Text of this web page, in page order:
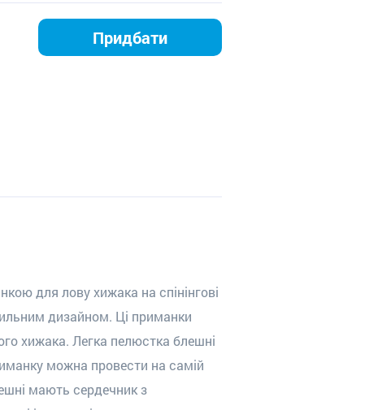
Придбати
для лову хижака на спінінгові
дизайном. Ці приманки
хижака. Легка пелюстка блешні
можна провести на самій
мають сердечник з